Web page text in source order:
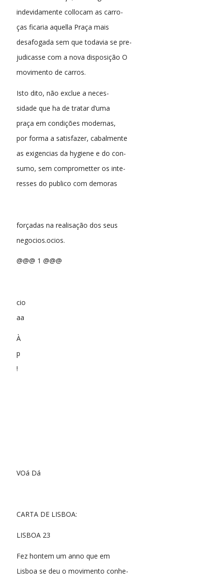
indevidamente collocam as carro-
ças ficaria aquella Praça mais
desafogada sem que todavia se pre-
judicasse com a nova disposição O
movimento de carros.
Isto dito, não exclue a neces-
sidade que ha de tratar d’uma
praça em condições modernas,
por forma a satisfazer, cabalmente
as exigencias da hygiene e do con-
sumo, sem comprometter os inte-
resses do publico com demoras
forçadas na realisação dos seus
negocios.ocios.
@@@ 1 @@@
cio
aa
À
p
!
VOá Dá
CARTA DE LISBOA:
LISBOA 23
Fez hontem um anno que em
Lisboa se deu o movimento conhe-